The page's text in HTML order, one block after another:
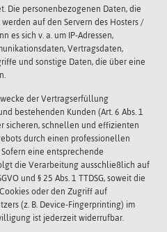
Die personenbezogenen Daten, die
auf den Servern des Hosters /
es sich v. a. um IP-Adressen,
Vertragsdaten,
und sonstige Daten, die über eine
der Vertragserfüllung
bestehenden Kunden (Art. 6 Abs. 1
sicheren, schnellen und effizienten
durch einen professionellen
eine entsprechende
die Verarbeitung ausschließlich auf
und § 25 Abs. 1 TTDSG, soweit die
oder den Zugriff auf
(z. B. Device-Fingerprinting) im
ist jederzeit widerrufbar.